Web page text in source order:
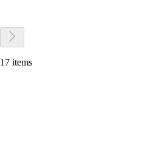
17 items